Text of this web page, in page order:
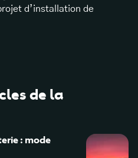
d’installation de
de la
: mode